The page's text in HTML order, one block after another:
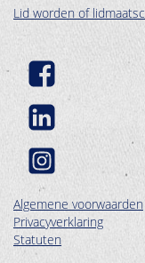
Lid worden of
Algemene voorwaarden
Privacyverklaring
Statuten